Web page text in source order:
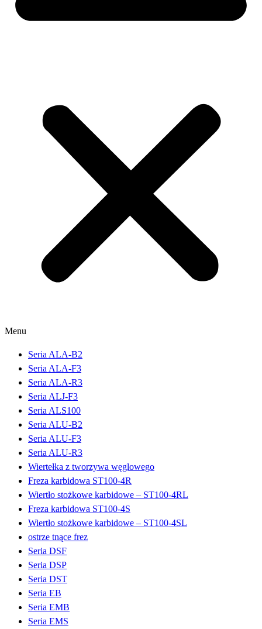
Menu
Seria ALA-B2
Seria ALA-F3
Seria ALA-R3
Seria ALJ-F3
Seria ALS100
Seria ALU-B2
Seria ALU-F3
Seria ALU-R3
Wiertełka z tworzywa węglowego
Freza karbidowa ST100-4R
Wiertło stożkowe karbidowe – ST100-4RL
Freza karbidowa ST100-4S
Wiertło stożkowe karbidowe – ST100-4SL
ostrze tnące frez
Seria DSF
Seria DSP
Seria DST
Seria EB
Seria EMB
Seria EMS